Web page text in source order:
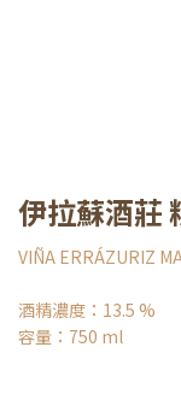
伊拉蘇酒莊
VIÑA ERRÁZURIZ
酒精濃度：13.5 %
容量：750 ml